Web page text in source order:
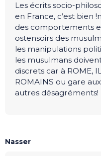
Les écrits socio-
en France, c’est bien
des comportements
ostensoirs des
les manipulations
les musulmans
discrets car à ROME,
ROMAINS ou gare
autres désagréments!
Nasser